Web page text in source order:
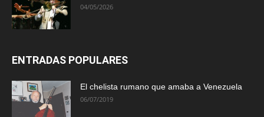
04/05/2026
ENTRADAS POPULARES
El chelista rumano que amaba a Venezuela
06/07/2019